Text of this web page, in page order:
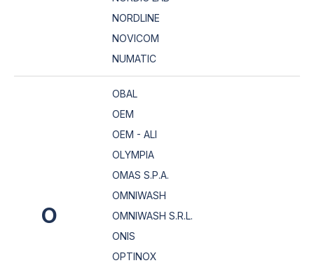
NORDLINE
NOVICOM
NUMATIC
O
OBAL
OEM
OEM - ALI
OLYMPIA
OMAS S.P.A.
OMNIWASH
OMNIWASH S.R.L.
ONIS
OPTINOX